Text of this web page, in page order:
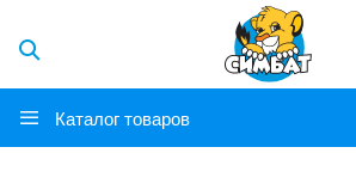
Каталог товаров